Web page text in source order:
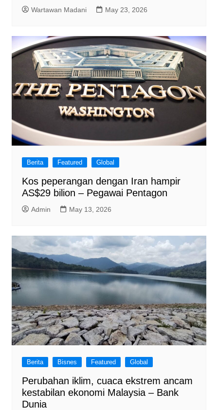
Wartawan Madani May 23, 2026
Berita Featured Global
Kos peperangan dengan Iran hampir
AS$29 bilion – Pegawai Pentagon
Admin May 13, 2026
Berita Bisnes Featured Global
Perubahan iklim, cuaca ekstrem ancam
kestabilan ekonomi Malaysia – Bank
Dunia